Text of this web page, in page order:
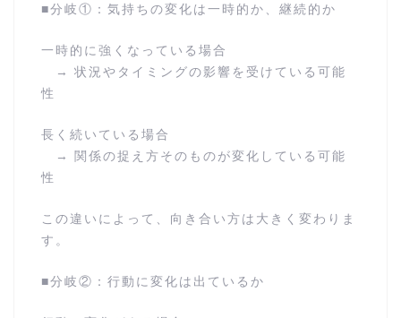
■分岐①：気持ちの変化は一時的か、継続的か
一時的に強くなっている場合
→ 状況やタイミングの影響を受けている可能
性
長く続いている場合
→ 関係の捉え方そのものが変化している可能
性
この違いによって、向き合い方は大きく変わりま
す。
■分岐②：行動に変化は出ているか